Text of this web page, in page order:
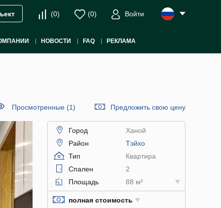
(0) (0) Войти
НОВОСТИ FAQ РЕКЛАМА
Просмотренные (1) Предложить свою цену
Город
Ханой
Район
Тэйхо
Тип
Квартира
Спален
2
Площадь
88 м²
полная стоимость